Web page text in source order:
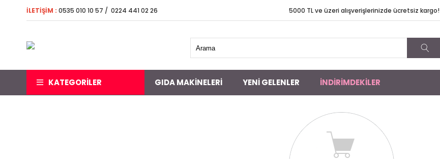
İLETİŞİM : 0535 010 10 57 / 0224 441 02 26 5000 TL ve üzeri alışverişlerinizde ücretsiz kargo!
KATEGORİLER GIDA MAKINELERI YENİ GELENLER İNDİRİMDEKİLER